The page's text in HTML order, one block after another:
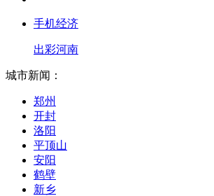
手机经济
出彩河南
城市新闻：
郑州
开封
洛阳
平顶山
安阳
鹤壁
新乡